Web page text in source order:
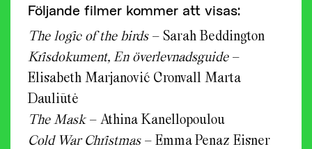
Följande filmer kommer att visas:
The logic of the birds– Sarah Beddington
Krisdokument, En överlevnadsguide–
Elisabeth Marjanović Cronvall Marta
Dauliūtė
The Mask– Athina Kanellopoulou
Cold War Christmas– Emma Penaz Eisner